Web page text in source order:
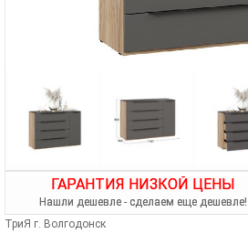
ГАРАНТИЯ НИЗКОЙ ЦЕНЫ
Нашли дешевле - сделаем еще дешевле!
ТриЯ г. Волгодонск